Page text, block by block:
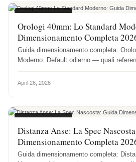
Orologi 40mm: Lo Standard
Dimensionamento Completa
Guida dimensionamento completa:
Moderno. Default odierno — quali
April 26, 2026
Distanza Anse: La Spec
Dimensionamento Completa
Guida dimensionamento completa: